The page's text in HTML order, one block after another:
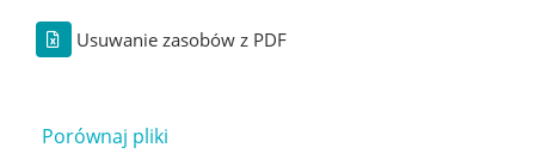
Usuwanie zasobów z PDF
Porównaj pliki